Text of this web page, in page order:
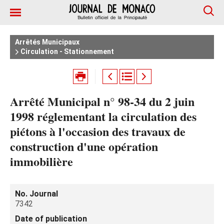
Arrêtés Municipaux
Circulation - Stationnement
Arrêté Municipal n° 98-34 du 2 juin
1998 réglementant la circulation des
piétons à l'occasion des travaux de
construction d'une opération
immobilière
No. Journal
7342
Date of publication